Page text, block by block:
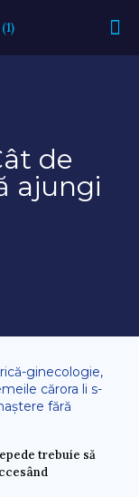
de
ajungi
ginecologie,
cărora li s-
fără
trebuie să